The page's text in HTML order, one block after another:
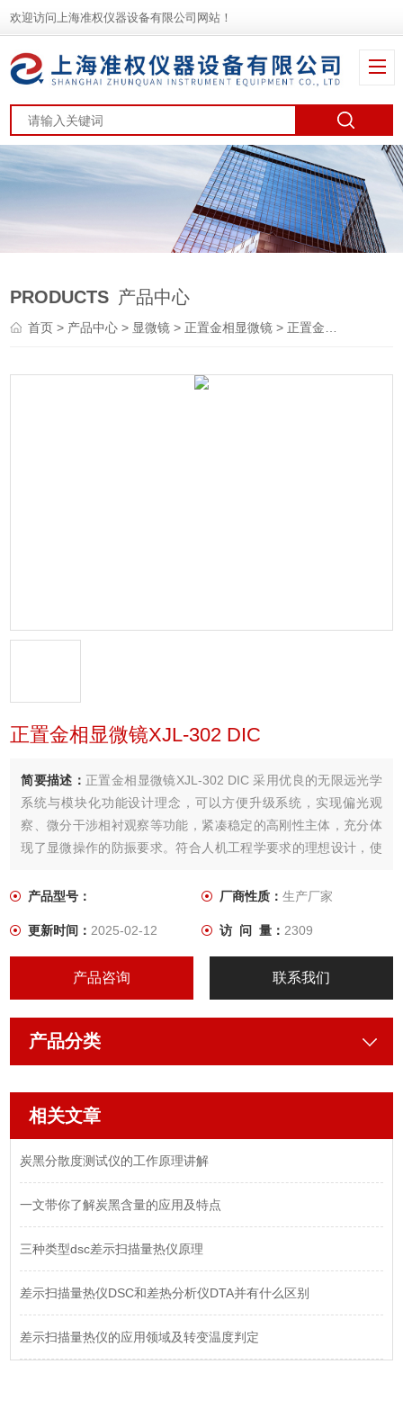
欢迎访问上海准权仪器设备有限公司网站！
PRODUCTS 产品中心
首页> 产品中心 > 显微镜 > 正置金相显微镜 > 正置金相显微镜XJL-302 DIC
正置金相显微镜XJL-302 DIC
简要描述： 正置金相显微镜XJL-302 DIC 采用优良的无限远光学
系统与模块化功能设计理念，可以方便升级系统，实现偏光观
察、微分干涉相衬观察等功能，紧凑稳定的高刚性主体，充分体
现了显微操作的防振要求。符合人机工程学要求的理想设计，使
微观察，是金属学、矿物学、精密工程学研究的理想仪器。
产品型号： 厂商性质： 生产厂家
更新时间：2025-02-12 访 问 量： 2309
产品咨询 联系我们
产品分类
相关文章
炭黑分散度测试仪的工作原理讲解
一文带你了解炭黑含量的应用及特点
三种类型dsc差示扫描量热仪原理
差示扫描量热仪DSC和差热分析仪DTA并有什么区别
差示扫描量热仪的应用领域及转变温度判定